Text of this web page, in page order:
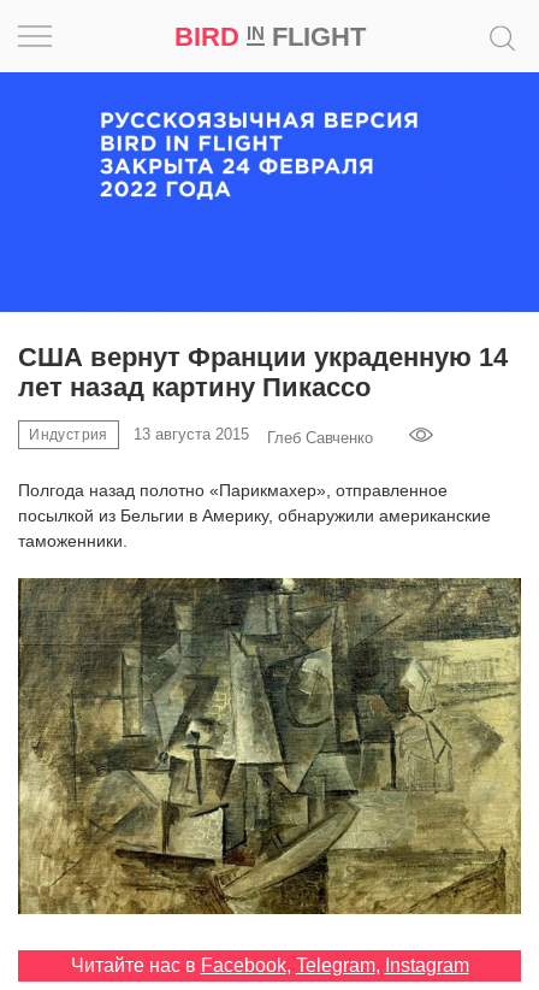
BIRD INFLIGHT
США вернут Франции украденную 14
лет назад картину Пикассо
Индустрия 13 августа 2015 Глеб Савченко
Полгода назад полотно «Парикмахер», отправленное
посылкой из Бельгии в Америку, обнаружили американские
таможенники.
Читайте нас в Facebook, Telegram, Instagram